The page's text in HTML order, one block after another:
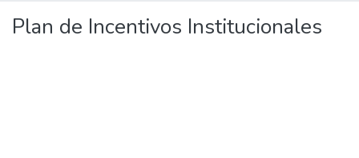
Plan de Incentivos Institucionales